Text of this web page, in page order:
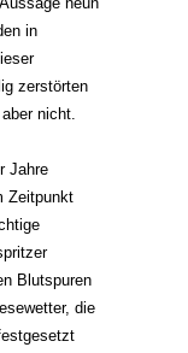
in
zerstörten
nicht.
Jahre
Zeitpunkt
Blutspuren
die